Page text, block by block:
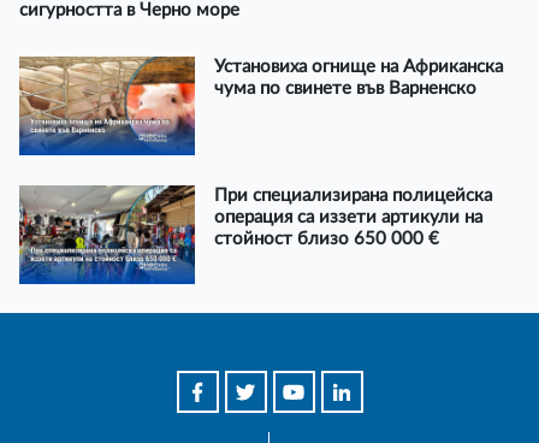
сигурността в Черно море
Установиха огнище на Африканска
чума по свинете във Варненско
При специализирана полицейска
операция са иззети артикули на
стойност близо 650 000 €